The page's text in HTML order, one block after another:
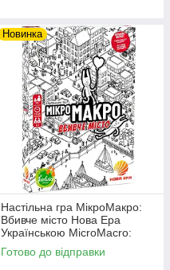
Новинка
Настільна гра МікроМакро:
Вбивче місто Нова Ера
Українською MicroMacro:
Crime City (UA)
Готово до відправки